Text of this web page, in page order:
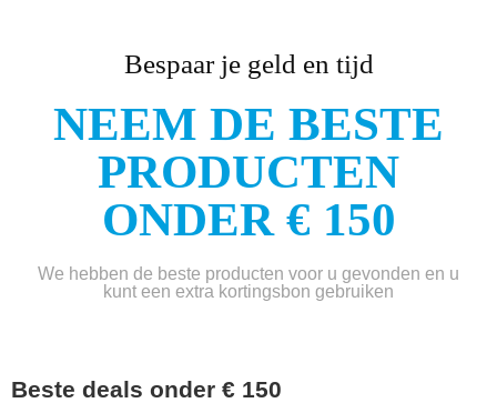
Bespaar je geld en tijd
NEEM DE BESTE
PRODUCTEN
ONDER € 150
We hebben de beste producten voor u gevonden en u
kunt een extra kortingsbon gebruiken
Beste deals onder € 150